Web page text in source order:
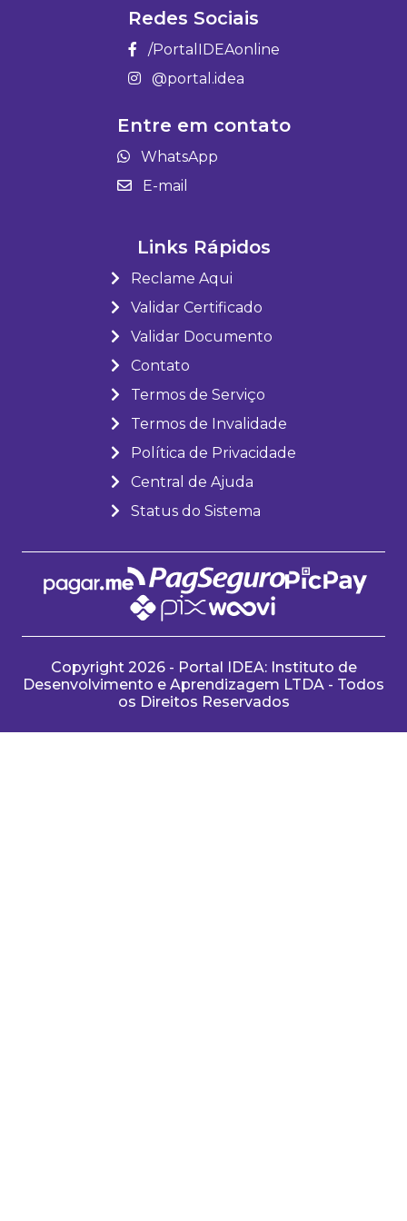
Redes Sociais
/PortalIDEAonline
@portal.idea
Entre em contato
WhatsApp
E-mail
Links Rápidos
Reclame Aqui
Validar Certificado
Validar Documento
Contato
Termos de Serviço
Termos de Invalidade
Política de Privacidade
Central de Ajuda
Status do Sistema
Copyright 2026 - Portal IDEA: Instituto de
Desenvolvimento e Aprendizagem LTDA - Todos
os Direitos Reservados